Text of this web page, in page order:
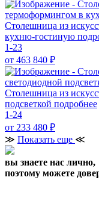
Cтолешница из
кухню-гостиную
1-23
от 463 840 ₽
Столешница из
подсветкой подробнее
1-24
от 233 480 ₽
≫ Показать еще ≪
вы знаете нас лично,
поэтому можете